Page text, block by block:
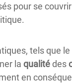
pour se
tels que
la qualité des
en